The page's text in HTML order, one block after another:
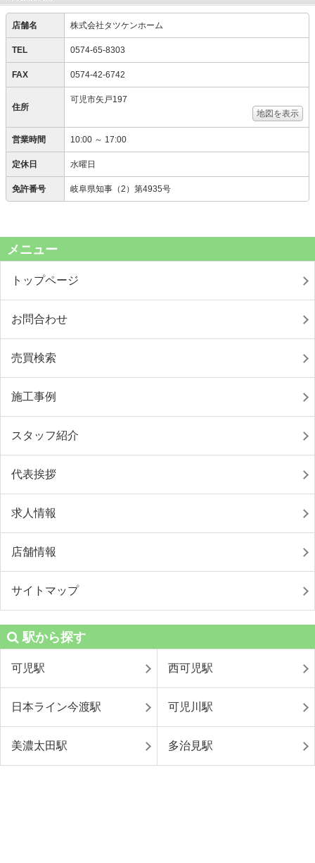
店舗名 株式会社タツケンホーム
TEL 0574-65-8303
FAX 0574-42-6742
住所
可児市矢戸197
地図を表示
営業時間 10:00 ～ 17:00
定休日 水曜日
免許番号 岐阜県知事（2）第4935号
メニュー
トップページ
お問合わせ
売買検索
施工事例
スタッフ紹介
代表挨拶
求人情報
店舗情報
サイトマップ
駅から探す
可児駅 西可児駅
日本ライン今渡駅 可児川駅
美濃太田駅 多治見駅